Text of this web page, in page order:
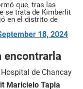
que, tras las
se trata de Kimberlit
en el distrito de
18, 2024
encontrarla
de Chancay
Maricielo Tapia